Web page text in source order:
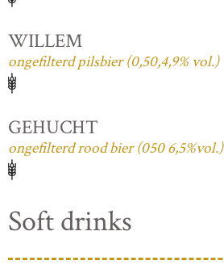
WILLEM
ongefilterd pilsbier (0,50,4,9% vol.)
GEHUCHT
ongefilterd rood bier (050 6,5%vol.)
Soft drinks